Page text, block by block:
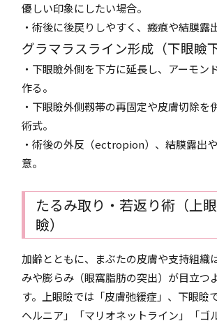
優しい印象にしたい場合。
・術後に後戻りしやすく、瘢痕や結膜露
グラマラスライン形成（下眼瞼
・下眼瞼外側を下方に延長し、アーモン
作る。
・下眼瞼外側靱帯の再固定や皮膚切除を
術式。
・術後の外反（ectropion）、結膜露出
意。
たるみ取り・若返り術（上
瞼）
加齢とともに、まぶたの皮膚や支持組織
みや膨らみ（眼窩脂肪の突出）が目立つ
す。上眼瞼では「皮膚弛緩症」、下眼瞼
ヘルニア」「マリオネットライン」「ゴ